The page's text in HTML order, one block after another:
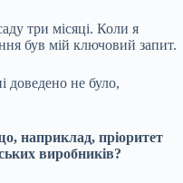
три місяці. Коли я
був мій ключовий запит.
доведено не було,
наприклад, пріоритет
виробників?